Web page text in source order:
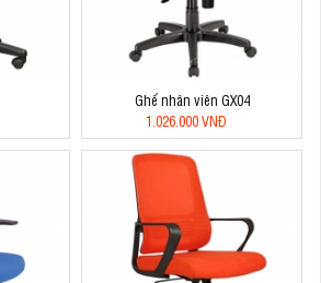
Ghế nhân viên GX04
1.026.000 VNĐ